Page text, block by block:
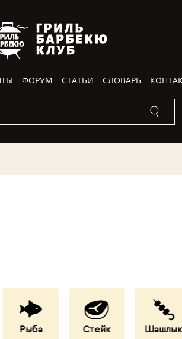
ФОРУМ СТАТЬИ СЛОВАРЬ
Рыба Стейк Шашлык